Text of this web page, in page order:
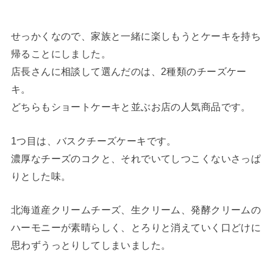
せっかくなので、家族と一緒に楽しもうとケーキを持ち
帰ることにしました。
店長さんに相談して選んだのは、2種類のチーズケー
キ。
どちらもショートケーキと並ぶお店の人気商品です。
1つ目は、バスクチーズケーキです。
濃厚なチーズのコクと、それでいてしつこくないさっぱ
りとした味。
北海道産クリームチーズ、生クリーム、発酵クリームの
ハーモニーが素晴らしく、とろりと消えていく口どけに
思わずうっとりしてしまいました。